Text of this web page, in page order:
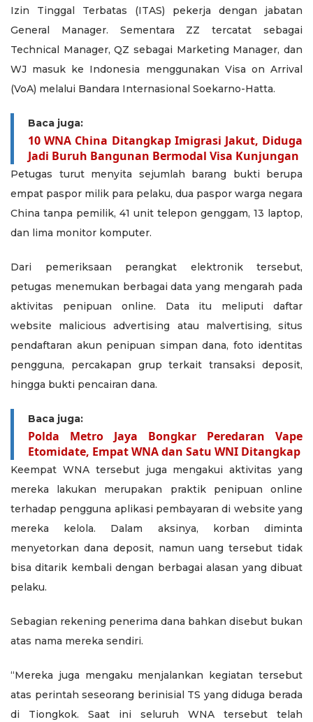
Izin Tinggal Terbatas (ITAS) pekerja dengan jabatan
General Manager. Sementara ZZ tercatat sebagai
Technical Manager, QZ sebagai Marketing Manager, dan
WJ masuk ke Indonesia menggunakan Visa on Arrival
(VoA) melalui Bandara Internasional Soekarno-Hatta.
Baca juga:
10 WNA China Ditangkap Imigrasi Jakut, Diduga
Jadi Buruh Bangunan Bermodal Visa Kunjungan
Petugas turut menyita sejumlah barang bukti berupa
empat paspor milik para pelaku, dua paspor warga negara
China tanpa pemilik, 41 unit telepon genggam, 13 laptop,
dan lima monitor komputer.
Dari pemeriksaan perangkat elektronik tersebut,
petugas menemukan berbagai data yang mengarah pada
aktivitas penipuan online. Data itu meliputi daftar
website malicious advertising atau malvertising, situs
pendaftaran akun penipuan simpan dana, foto identitas
pengguna, percakapan grup terkait transaksi deposit,
hingga bukti pencairan dana.
Baca juga:
Polda Metro Jaya Bongkar Peredaran Vape
Etomidate, Empat WNA dan Satu WNI Ditangkap
Keempat WNA tersebut juga mengakui aktivitas yang
mereka lakukan merupakan praktik penipuan online
terhadap pengguna aplikasi pembayaran di website yang
mereka kelola. Dalam aksinya, korban diminta
menyetorkan dana deposit, namun uang tersebut tidak
bisa ditarik kembali dengan berbagai alasan yang dibuat
pelaku.
Sebagian rekening penerima dana bahkan disebut bukan
atas nama mereka sendiri.
“Mereka juga mengaku menjalankan kegiatan tersebut
atas perintah seseorang berinisial TS yang diduga berada
di Tiongkok. Saat ini seluruh WNA tersebut telah